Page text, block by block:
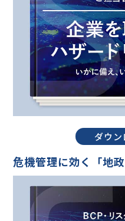
ダウン
危機管理に効く「地